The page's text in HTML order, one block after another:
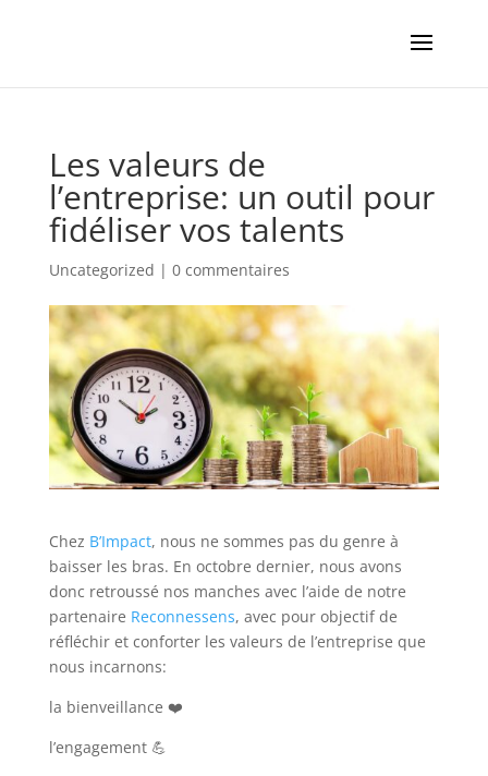
Les valeurs de
l’entreprise: un outil pour
fidéliser vos talents
Uncategorized | 0 commentaires
Chez B’Impact, nous ne sommes pas du genre à
baisser les bras. En octobre dernier, nous avons
donc retroussé nos manches avec l’aide de notre
partenaire Reconnessens, avec pour objectif de
réfléchir et conforter les valeurs de l’entreprise que
nous incarnons:
la bienveillance ❤️
l’engagement 💪